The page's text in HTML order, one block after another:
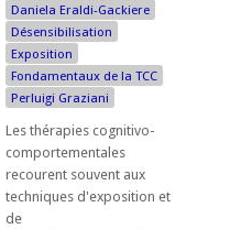
Daniela Eraldi-Gackiere
Désensibilisation
Exposition
Fondamentaux de la TCC
Perluigi Graziani
Les thérapies cognitivo-
comportementales
recourent souvent aux
techniques d'exposition et
de